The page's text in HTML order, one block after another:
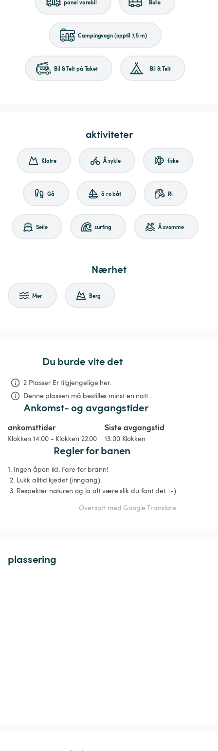
panel varebil Bølle
Campingvogn (opptil 7,5 m)
Bil & Telt på Taket Bil & Telt
aktiviteter
Klatre Å sykle fiske
Gå å ro båt Ri
Seile surfing Å svømme
Nærhet
Mer Berg
Du burde vite det
2 Plasser Er tilgjengelige her.
Denne plassen må bestilles minst en natt .
Ankomst- og avgangstider
ankomsttider
Klokken 14.00 - Klokken 22.00
Siste avgangstid
13:00 Klokken
Regler for banen
1. Ingen åpen ild. Fare for brann!
3. Respekter naturen og la alt være slik du fant det. :-)
Oversatt med Google Translate
plassering